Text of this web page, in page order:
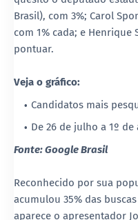
Brasil), com 3%; Carol
com 1% cada; e Henrique
pontuar.
Veja o gráfico:
Candidatos mais
De 26 de julho a 1º de
Fonte: Google Brasil
Reconhecido por sua
acumulou 35% das
aparece o apresentador